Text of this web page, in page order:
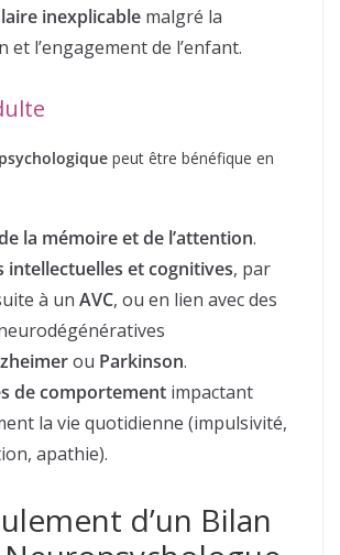
inexplicable malgré la
et l’engagement de l’enfant.
peut être bénéfique en
la mémoire et de l’attention.
intellectuelles et cognitives, par
à un AVC, ou en lien avec des
ou Parkinson.
de comportement impactant
la vie quotidienne (impulsivité,
apathie).
d’un Bilan